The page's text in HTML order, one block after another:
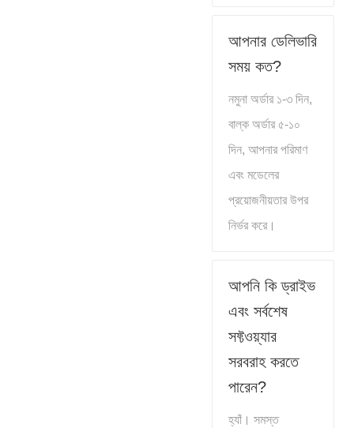
আপনার ডেলিভারি
সময় কত?
নমুনা অর্ডার ১-৩ দিন,
বাল্ক অর্ডার ৫-১০
দিন, আপনার পরিমাণ
এবং মডেলের
প্রয়োজনীয়তার উপর
নির্ভর করে।
আপনি কি ড্রাইভ
এবং সর্বশেষ
সফ্টওয়্যার
সরবরাহ করতে
পারেন?
হ্যাঁ। সমস্ত